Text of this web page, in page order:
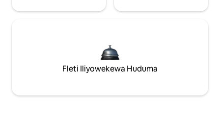
Fleti Iliyowekewa Huduma